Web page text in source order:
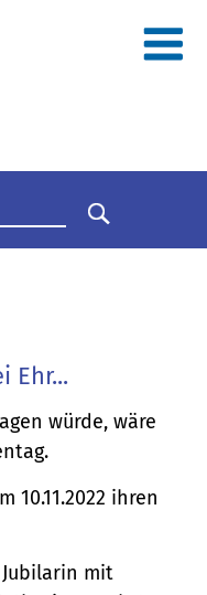
Suche
Ehr...
würde, wäre
10.11.2022 ihren
mit